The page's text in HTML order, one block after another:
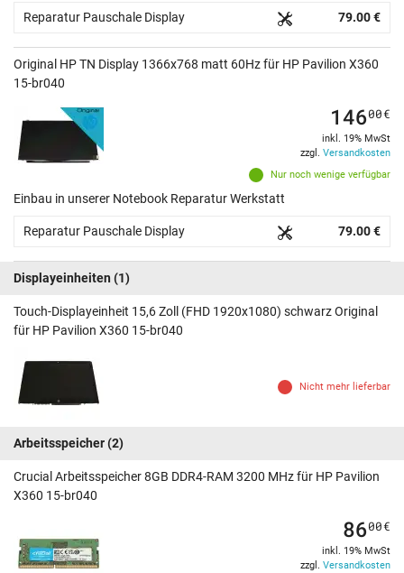
Reparatur Pauschale Display 79.00 €
Original HP TN Display 1366x768 matt 60Hz für HP Pavilion X360
15-br040
Nur noch wenige verfügbar
14600€
inkl. 19% MwSt
zzgl. Versandkosten
Einbau in unserer Notebook Reparatur Werkstatt
Reparatur Pauschale Display 79.00 €
Displayeinheiten (1)
Touch-Displayeinheit 15,6 Zoll (FHD 1920x1080) schwarz Original
für HP Pavilion X360 15-br040
Nicht mehr lieferbar
Arbeitsspeicher(2)
Crucial Arbeitsspeicher 8GB DDR4-RAM 3200 MHz für HP Pavilion
X360 15-br040
8600€
inkl. 19% MwSt
zzgl. Versandkosten